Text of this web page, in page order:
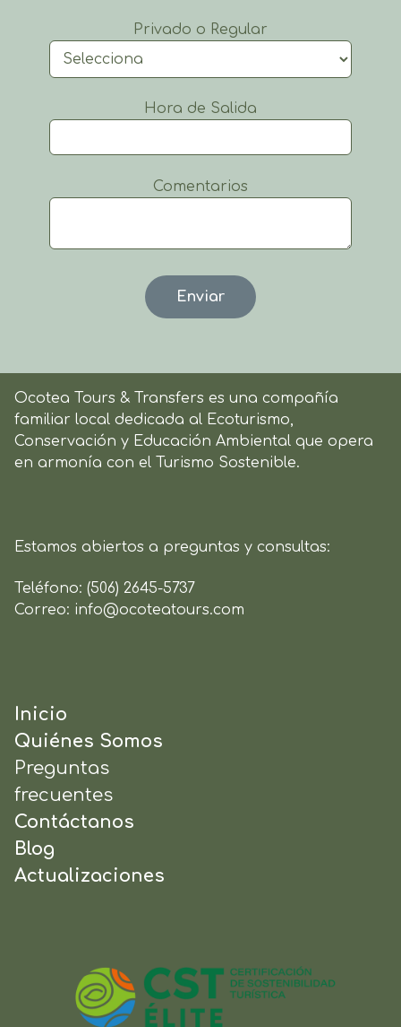
Privado o Regular
Hora de Salida
Comentarios
Ocotea Tours & Transfers es una compañía
familiar local dedicada al Ecoturismo,
Conservación y Educación Ambiental que opera
en armonía con el Turismo Sostenible.
Estamos abiertos a preguntas y consultas:
Teléfono: (506) 2645-5737
Correo: info@ocoteatours.com
Inicio
Quiénes Somos
Preguntas
frecuentes
Contáctanos
Blog
Actualizaciones